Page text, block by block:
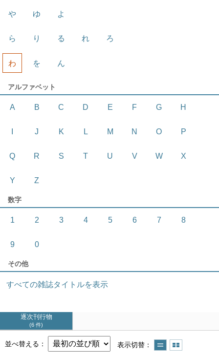
や ゆ よ
ら り る れ ろ
わ を ん
アルファベット
A B C D E F G H
J K L M N O P
Q R S T U V W X
Y Z
数字
1 2 3 4 5 6 7 8
9 0
その他
すべての雑誌タイトルを表示
逐次刊行物
6 件
並べ替える 表示切替